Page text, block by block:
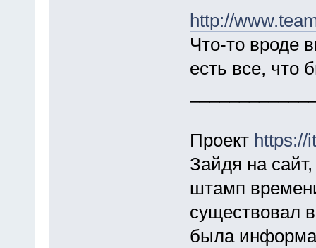
http://
Что-то вроде
есть все, что
Проект https://
Зайдя на
штамп
существовал
была